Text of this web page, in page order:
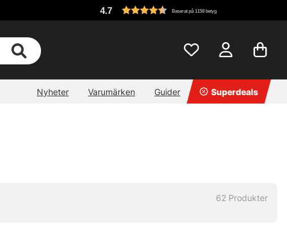
4.7 Baserat på 1158 betyg
Nyheter Varumärken Guider Superdeals
62 Produkter